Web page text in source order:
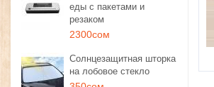
еды с пакетами и
резаком
2300сом
Солнцезащитная шторка
на лобовое стекло